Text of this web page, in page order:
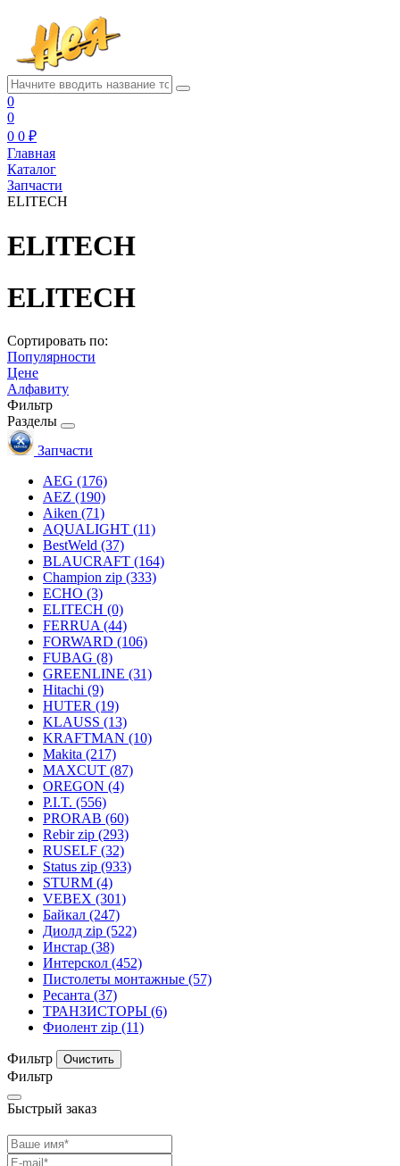
0
0
0 0 ₽
Главная
Каталог
Запчасти
ELITECH
ELITECH
ELITECH
Сортировать по:
Популярности
Цене
Алфавиту
Фильтр
Разделы
Запчасти
AEG (176)
AEZ (190)
Aiken (71)
AQUALIGHT (11)
BestWeld (37)
BLAUCRAFT (164)
Champion zip (333)
ECHO (3)
ELITECH (0)
FERRUA (44)
FORWARD (106)
FUBAG (8)
GREENLINE (31)
Hitachi (9)
HUTER (19)
KLAUSS (13)
KRAFTMAN (10)
Makita (217)
MAXCUT (87)
OREGON (4)
P.I.T. (556)
PRORAB (60)
Rebir zip (293)
RUSELF (32)
Status zip (933)
STURM (4)
VEBEX (301)
Байкал (247)
Диолд zip (522)
Инстар (38)
Интерскол (452)
Пистолеты монтажные (57)
Ресанта (37)
ТРАНЗИСТОРЫ (6)
Фиолент zip (11)
Фильтр
Фильтр
Быстрый заказ